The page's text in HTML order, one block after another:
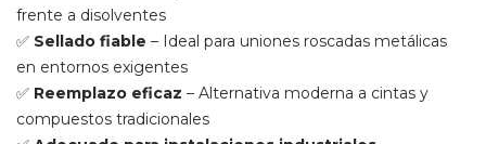
frente a disolventes
✅ Sellado fiable – Ideal para uniones roscadas metálicas
en entornos exigentes
✅ Reemplazo eficaz – Alternativa moderna a cintas y
compuestos tradicionales